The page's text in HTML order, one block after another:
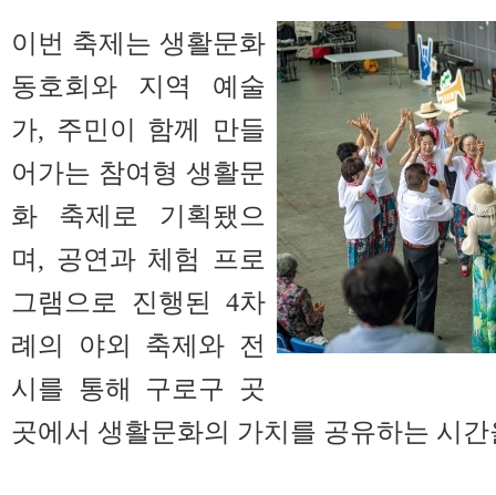
이번 축제는 생활문화
동호회와 지역 예술
가, 주민이 함께 만들
어가는 참여형 생활문
화 축제로 기획됐으
며, 공연과 체험 프로
그램으로 진행된 4차
례의 야외 축제와 전
시를 통해 구로구 곳
곳에서 생활문화의 가치를 공유하는 시